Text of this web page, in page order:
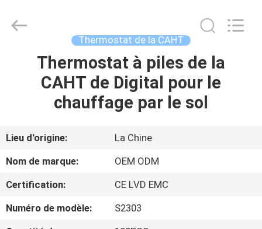
MAISON
PRODUITS
EXPOSITION
DE
VR
AU
Controls
Limited.
Thermostat de la CAHT
Thermostat à piles de la
CAHT de Digital pour le
chauffage par le sol
Lieu d'origine:
La Chine
Nom de marque:
OEM ODM
Certification:
CE LVD EMC
Numéro de modèle:
S2303